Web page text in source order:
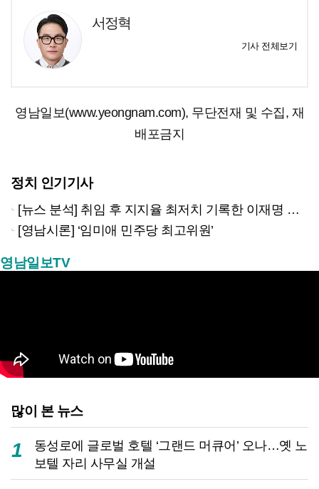
서정혁
기사 전체보기
영남일보(www.yeongnam.com), 무단전재 및 수집, 재
배포금지
정치 인기기사
[뉴스 분석] 취임 후 지지율 최저치 기록한 이재명 대통령…왜?
[영남시론] ‘임미애 민주당 최고위원’
영남일보TV
많이 본 뉴스
1
동성로에 글로벌 호텔 ‘그랜드 머큐어’ 오나…옛 노
보텔 자리 사무실 개설